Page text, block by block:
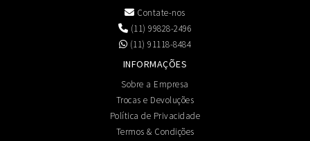
Contate-nos
(11) 99828-2496
(11) 91118-8484
INFORMAÇÕES
Sobre a Empresa
Trocas e Devoluções
Política de Privacidade
Termos & Condições